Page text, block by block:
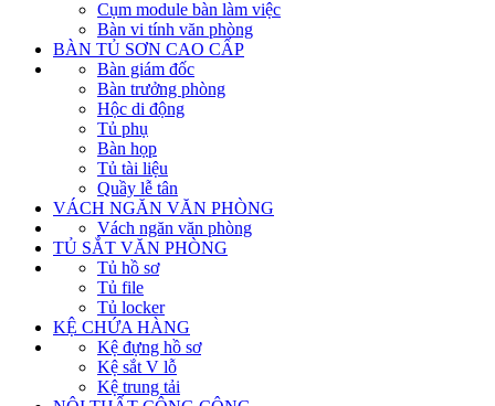
Cụm module bàn làm việc
Bàn vi tính văn phòng
BÀN TỦ SƠN CAO CẤP
Bàn giám đốc
Bàn trưởng phòng
Hộc di động
Tủ phụ
Bàn họp
Tủ tài liệu
Quầy lễ tân
VÁCH NGĂN VĂN PHÒNG
Vách ngăn văn phòng
TỦ SẮT VĂN PHÒNG
Tủ hồ sơ
Tủ file
Tủ locker
KỆ CHỨA HÀNG
Kệ đựng hồ sơ
Kệ sắt V lỗ
Kệ trung tải